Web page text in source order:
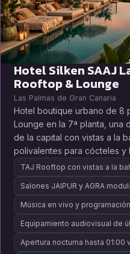
Hotel Silken SAAJ
Rooftop & Lounge
Las Palmas de Gran Canaria
Hotel boutique urbano de 8
Lounge en la 7ª planta, una
de la capital con vistas a la
polivalentes para cócteles y
TAJ Rooftop con vistas a la
Salones JAIPUR y AGRA
Música en vivo y
Equipamiento audiovisual de
Apertura nocturna hasta 01:00